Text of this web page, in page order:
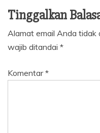
Tinggalkan
Alamat email Anda tidak
wajib ditandai *
Komentar*